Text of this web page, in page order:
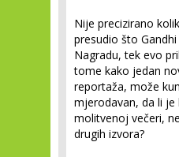
Nije precizirano
presudio što
Nagradu, tek evo
tome kako jedan
reportaža, može
mjerodavan, da li je
molitvenoj večeri,
drugih izvora?